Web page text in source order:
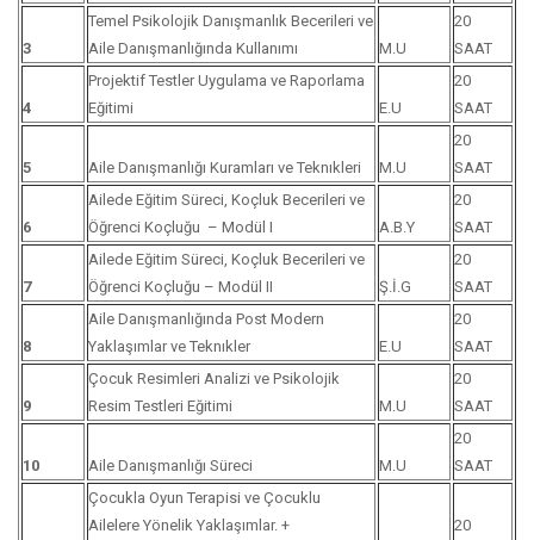
3
Temel Psikolojik Danışmanlık Becerileri ve
Aile Danışmanlığında Kullanımı
M.U
20
SAAT
4
Projektif Testler Uygulama ve Raporlama
Eğitimi
E.U
20
SAAT
5 Aile Danışmanlığı Kuramları ve Teknıkleri M.U
20
SAAT
6
Ailede Eğitim Süreci, Koçluk Becerileri ve
Öğrenci Koçluğu – Modül I
A.B.Y
20
SAAT
7
Ailede Eğitim Süreci, Koçluk Becerileri ve
Öğrenci Koçluğu – Modül II
Ş.İ.G
20
SAAT
8
Aile Danışmanlığında Post Modern
Yaklaşımlar ve Teknıkler
E.U
20
SAAT
9
Çocuk Resimleri Analizi ve Psikolojik
Resim Testleri Eğitimi
M.U
20
SAAT
10 Aile Danışmanlığı Süreci M.U
20
SAAT
Çocukla Oyun Terapisi ve Çocuklu
Ailelere Yönelik Yaklaşımlar. +
20